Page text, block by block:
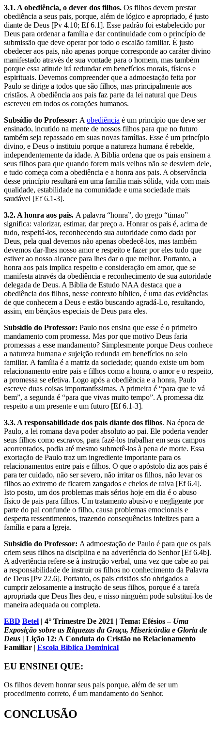
3.1. A obediência, o dever dos filhos. Os filhos devem prestar
obediência a seus pais, porque, além de lógico e apropriado, é justo
diante de Deus [Pv 4.10; Ef 6.1]. Esse padrão foi estabelecido por
Deus para ordenar a família e dar continuidade com o princípio de
submissão que deve operar por todo o escalão familiar. É justo
obedecer aos pais, não apenas porque corresponde ao caráter divino
manifestado através de sua vontade para o homem, mas também
porque essa atitude irá redundar em benefícios morais, físicos e
espirituais. Devemos compreender que a admoestação feita por
Paulo se dirige a todos que são filhos, mas principalmente aos
cristãos. A obediência aos pais faz parte da lei natural que Deus
escreveu em todos os corações humanos.
Subsídio do Professor: A obediência é um princípio que deve ser
ensinado, incutido na mente de nossos filhos para que no futuro
também seja repassado em suas novas famílias. Esse é um princípio
divino, e Deus o instituiu porque a natureza humana é rebelde,
independentemente da idade. A Bíblia ordena que os pais ensinem a
seus filhos para que quando forem mais velhos não se desviem dele,
e tudo começa com a obediência e a honra aos pais. A observância
desse princípio resultará em uma família mais sólida, vida com mais
qualidade, estabilidade na comunidade e uma sociedade mais
saudável [Ef 6.1-3].
3.2. A honra aos pais. A palavra “honra”, do grego “timao”
significa: valorizar, estimar, dar preço a. Honrar os pais é, acima de
tudo, respeitá-los, reconhecendo sua autoridade como dada por
Deus, pela qual devemos não apenas obedecê-los, mas também
devemos dar-lhes nosso amor e respeito e fazer por eles tudo que
estiver ao nosso alcance para lhes dar o que melhor. Portanto, a
honra aos pais implica respeito e consideração em amor, que se
manifesta através da obediência e reconhecimento de sua autoridade
delegada de Deus. A Bíblia de Estudo NAA destaca que a
obediência dos filhos, nesse contexto bíblico, é uma das evidências
de que conhecem a Deus e estão buscando agradá-Lo, resultando,
assim, em bênçãos especiais de Deus para eles.
Subsídio do Professor: Paulo nos ensina que esse é o primeiro
mandamento com promessa. Mas por que motivo Deus faria
promessas a esse mandamento? Simplesmente porque Deus conhece
a natureza humana e sujeição redunda em benefícios no seio
familiar. A família é a matriz da sociedade; quando existe um bom
relacionamento entre pais e filhos como a honra, o amor e o respeito,
a promessa se efetiva. Logo após a obediência e a honra, Paulo
escreve duas coisas importantíssimas. A primeira é “para que te vá
bem”, a segunda é “para que vivas muito tempo”. A promessa diz
respeito a um presente e um futuro [Ef 6.1-3].
3.3. A responsabilidade dos pais diante dos filhos. Na época de
Paulo, a lei romana dava poder absoluto ao pai. Ele poderia vender
seus filhos como escravos, para fazê-los trabalhar em seus campos
acorrentados, podia até mesmo submetê-los à pena de morte. Essa
exortação de Paulo traz um ingrediente importante para os
relacionamentos entre pais e filhos. O que o apóstolo diz aos pais é
para ter cuidado, não ser severo, não irritar os filhos, não levar os
filhos ao extremo de ficarem zangados e cheios de raiva [Ef 6.4].
Isto posto, um dos problemas mais sérios hoje em dia é o abuso
físico de pais para filhos. Um tratamento abusivo e negligente por
parte do pai confunde o filho, causa problemas emocionais e
desperta ressentimentos, trazendo consequências infelizes para a
família e para a Igreja.
Subsídio do Professor: A admoestação de Paulo é para que os pais
criem seus filhos na disciplina e na advertência do Senhor [Ef 6.4b].
A advertência refere-se à instrução verbal, uma vez que cabe ao pai
a responsabilidade de instruir os filhos no conhecimento da Palavra
de Deus [Pv 22.6]. Portanto, os pais cristãos são obrigados a
cumprir zelosamente a instrução de seus filhos, porque é a tarefa
apropriada que Deus lhes deu, e nisso ninguém pode substituí-los de
maneira adequada ou completa.
EBD Betel | 4° Trimestre De 2021 | Tema: Efésios – Uma
Exposição sobre as Riquezas da Graça, Misericórdia e Gloria de
Deus | Lição 12: A Conduta do Cristão no Relacionamento
Familiar | Escola Biblica Dominical
EU ENSINEI QUE:
Os filhos devem honrar seus pais porque, além de ser um
procedimento correto, é um mandamento do Senhor.
CONCLUSÃO